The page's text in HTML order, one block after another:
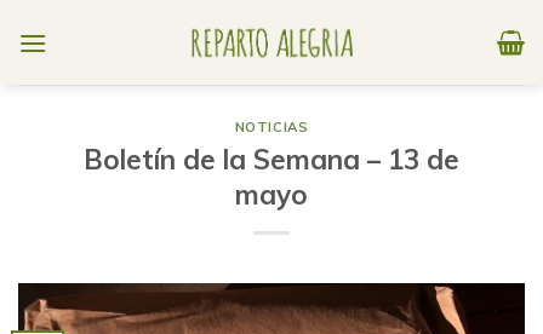
NOTICIAS
Boletín de la Semana – 13 de
mayo